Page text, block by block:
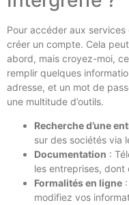
Pour accéder aux
créer un compte. Cela
abord, mais croyez-moi,
remplir quelques
adresse, et un mot de
une multitude d’outils.
Recherche d’une
sur des sociétés via
Documentation :
les entreprises, dont
Formalités en ligne
modifiez vos